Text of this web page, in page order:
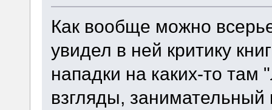
Как вообще можно
увидел в ней критику
нападки на каких-то там
взгляды, занимательный